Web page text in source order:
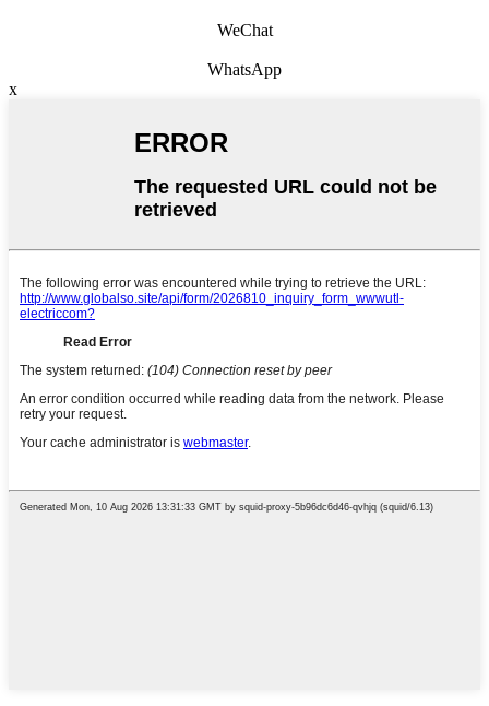
WeChat
WhatsApp
x